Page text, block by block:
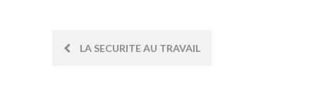
PostLA SECURITE AU TRAVAIL